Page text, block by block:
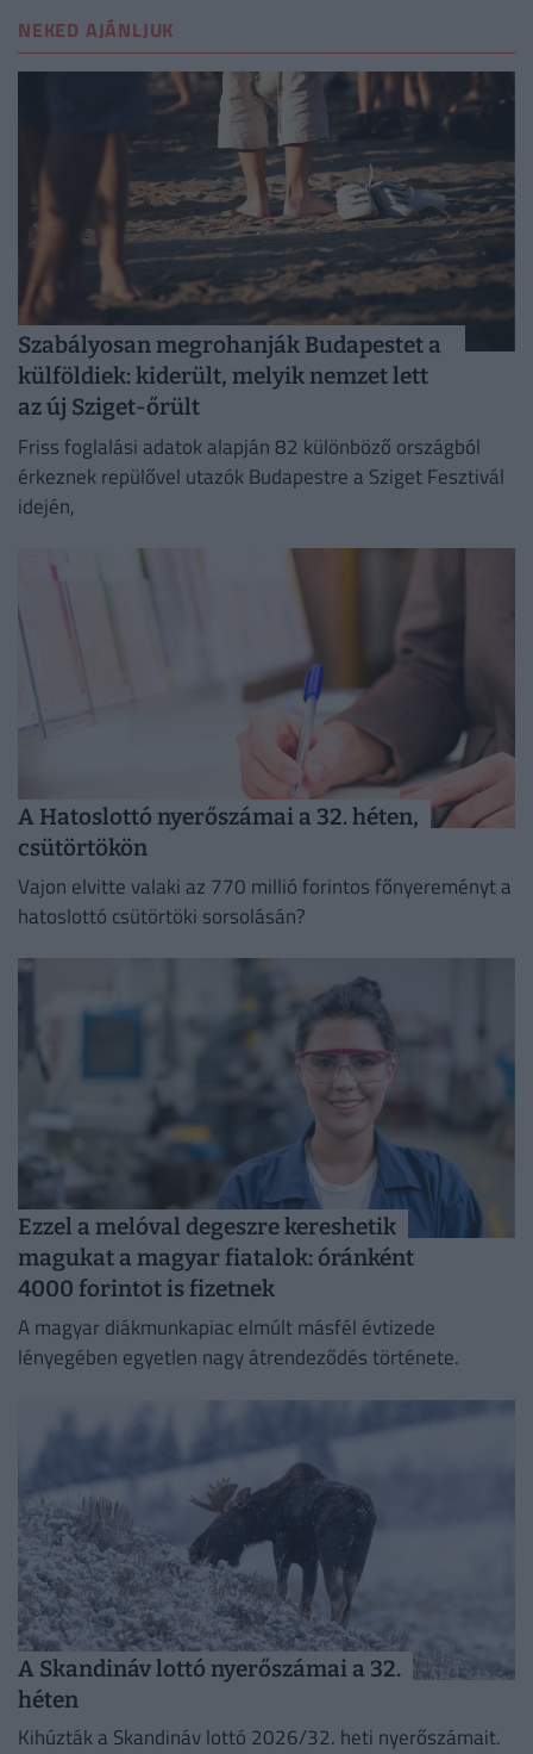
NEKED AJÁNLJUK
Szabályosan megrohanják Budapestet a
külföldiek: kiderült, melyik nemzet lett
az új Sziget-őrült
Friss foglalási adatok alapján 82 különböző országból
érkeznek repülővel utazók Budapestre a Sziget Fesztivál
idején,
A Hatoslottó nyerőszámai a 32. héten,
csütörtökön
Vajon elvitte valaki az 770 millió forintos főnyereményt a
hatoslottó csütörtöki sorsolásán?
Ezzel a melóval degeszre kereshetik
magukat a magyar fiatalok: óránként
4000 forintot is fizetnek
A magyar diákmunkapiac elmúlt másfél évtizede
lényegében egyetlen nagy átrendeződés története.
A Skandináv lottó nyerőszámai a 32.
héten
Kihúzták a Skandináv lottó 2026/32. heti nyerőszámait.